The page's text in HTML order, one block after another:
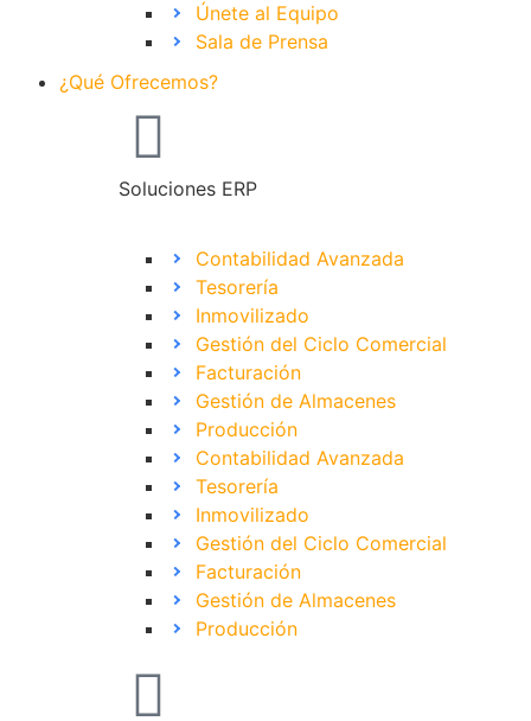
Únete al Equipo
Sala de Prensa
¿Qué Ofrecemos?
Soluciones ERP
Contabilidad Avanzada
Tesorería
Inmovilizado
Gestión del Ciclo Comercial
Facturación
Gestión de Almacenes
Producción
Contabilidad Avanzada
Tesorería
Inmovilizado
Gestión del Ciclo Comercial
Facturación
Gestión de Almacenes
Producción